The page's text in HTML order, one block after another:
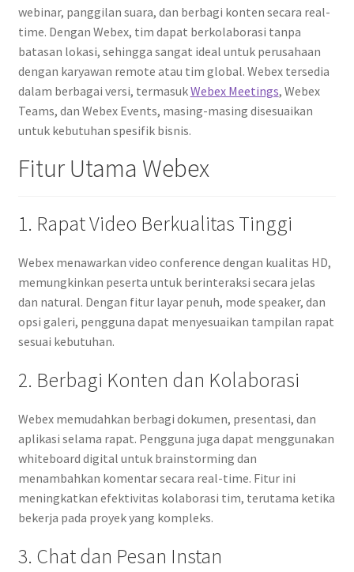
webinar, panggilan suara, dan berbagi konten secara real-
time. Dengan Webex, tim dapat berkolaborasi tanpa
batasan lokasi, sehingga sangat ideal untuk perusahaan
dengan karyawan remote atau tim global. Webex tersedia
dalam berbagai versi, termasukWebex Meetings, Webex
Teams, dan Webex Events, masing-masing disesuaikan
untuk kebutuhan spesifik bisnis.
Fitur Utama Webex
1. Rapat Video Berkualitas Tinggi
Webex menawarkan video conference dengan kualitas HD,
memungkinkan peserta untuk berinteraksi secara jelas
dan natural. Dengan fitur layar penuh, mode speaker, dan
opsi galeri, pengguna dapat menyesuaikan tampilan rapat
sesuai kebutuhan.
2. Berbagi Konten dan Kolaborasi
Webex memudahkan berbagi dokumen, presentasi, dan
aplikasi selama rapat. Pengguna juga dapat menggunakan
whiteboard digital untuk brainstorming dan
menambahkan komentar secara real-time. Fitur ini
meningkatkan efektivitas kolaborasi tim, terutama ketika
bekerja pada proyek yang kompleks.
3. Chat dan Pesan Instan